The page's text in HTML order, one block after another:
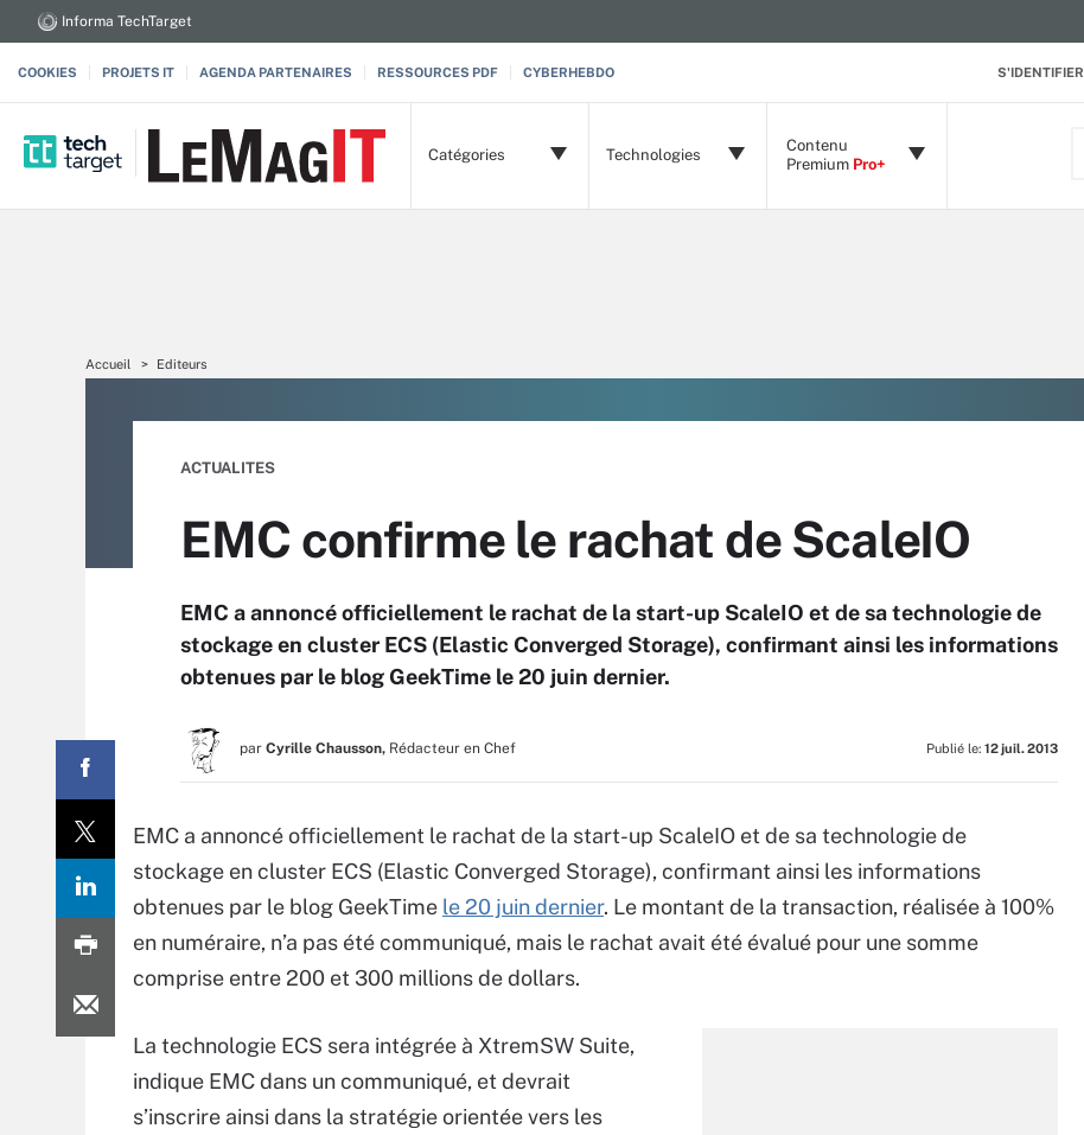
S'IDENTIFIER
Informa TechTarget
COOKIES PROJETS IT AGENDA PARTENAIRES RESSOURCES PDF CYBERHEBDO
Catégories Technologies
Contenu
Premium Pro+
Accueil Editeurs
ACTUALITES
EMC confirme le rachat de ScaleIO
EMC a annoncé officiellement le rachat de la start-up ScaleIO et de sa technologie de
stockage en cluster ECS (Elastic Converged Storage), confirmant ainsi les informations
obtenues par le blog GeekTime le 20 juin dernier.
par Cyrille Chausson, Rédacteur en Chef Publié le: 12 juil. 2013
EMC a annoncé officiellement le rachat de la start-up ScaleIO et de sa technologie de
stockage en cluster ECS (Elastic Converged Storage), confirmant ainsi les informations
obtenues par le blog GeekTime le 20 juin dernier. Le montant de la transaction, réalisée à 100%
en numéraire, n’a pas été communiqué, mais le rachat avait été évalué pour une somme
comprise entre 200 et 300 millions de dollars.
La technologie ECS sera intégrée à XtremSW Suite,
indique EMC dans un communiqué, et devrait
s’inscrire ainsi dans la stratégie orientée vers les